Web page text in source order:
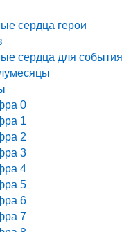
сердца герои
сердца для события
0
1
2
3
4
5
6
7